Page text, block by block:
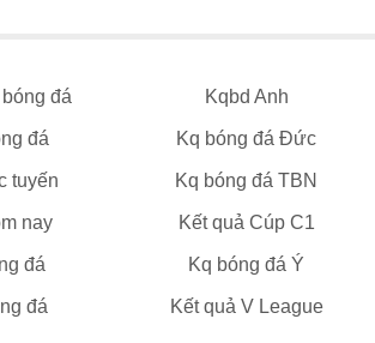
đá Kqbd Anh
đá Kq bóng đá Đức
tuyến Kq bóng đá TBN
nay Kết quả Cúp C1
đá Kq bóng đá Ý
đá Kết quả V League